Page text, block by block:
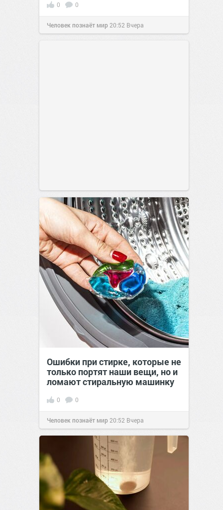
0 0
Человек познаёт мир 20:52 Вчера
Ошибки при стирке, которые не
только портят наши вещи, но и
ломают стиральную машинку
0 0
Человек познаёт мир 20:52 Вчера